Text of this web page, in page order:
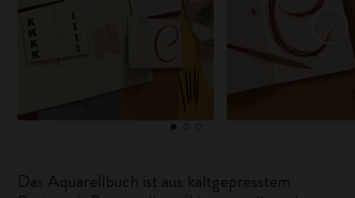
Das Aquarellbuch ist aus kaltgepresstem